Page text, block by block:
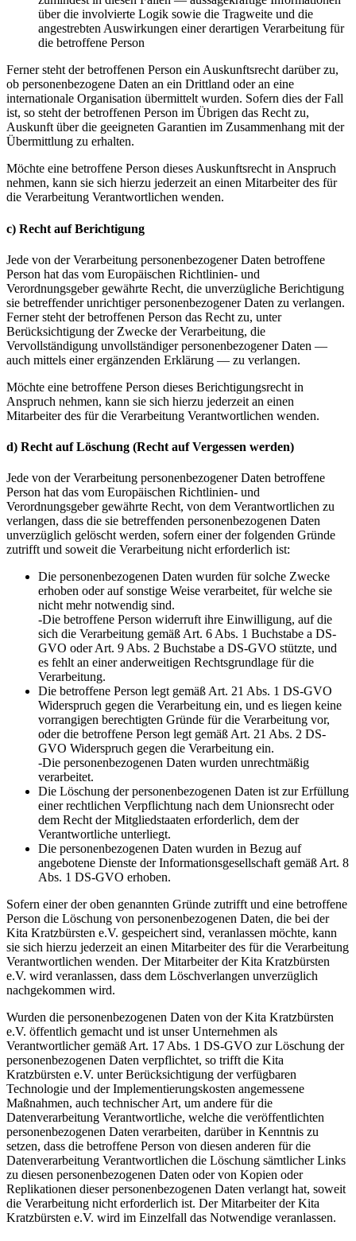
über die involvierte Logik sowie die Tragweite und die
angestrebten Auswirkungen einer derartigen Verarbeitung für
die betroffene Person
Ferner steht der betroffenen Person ein Auskunftsrecht darüber zu,
ob personenbezogene Daten an ein Drittland oder an eine
internationale Organisation übermittelt wurden. Sofern dies der Fall
ist, so steht der betroffenen Person im Übrigen das Recht zu,
Auskunft über die geeigneten Garantien im Zusammenhang mit der
Übermittlung zu erhalten.
Möchte eine betroffene Person dieses Auskunftsrecht in Anspruch
nehmen, kann sie sich hierzu jederzeit an einen Mitarbeiter des für
die Verarbeitung Verantwortlichen wenden.
c) Recht auf Berichtigung
Jede von der Verarbeitung personenbezogener Daten betroffene
Person hat das vom Europäischen Richtlinien- und
Verordnungsgeber gewährte Recht, die unverzügliche Berichtigung
sie betreffender unrichtiger personenbezogener Daten zu verlangen.
Ferner steht der betroffenen Person das Recht zu, unter
Berücksichtigung der Zwecke der Verarbeitung, die
Vervollständigung unvollständiger personenbezogener Daten —
auch mittels einer ergänzenden Erklärung — zu verlangen.
Möchte eine betroffene Person dieses Berichtigungsrecht in
Anspruch nehmen, kann sie sich hierzu jederzeit an einen
Mitarbeiter des für die Verarbeitung Verantwortlichen wenden.
d) Recht auf Löschung (Recht auf Vergessen werden)
Jede von der Verarbeitung personenbezogener Daten betroffene
Person hat das vom Europäischen Richtlinien- und
Verordnungsgeber gewährte Recht, von dem Verantwortlichen zu
verlangen, dass die sie betreffenden personenbezogenen Daten
unverzüglich gelöscht werden, sofern einer der folgenden Gründe
zutrifft und soweit die Verarbeitung nicht erforderlich ist:
Die personenbezogenen Daten wurden für solche Zwecke
erhoben oder auf sonstige Weise verarbeitet, für welche sie
nicht mehr notwendig sind.
-Die betroffene Person widerruft ihre Einwilligung, auf die
sich die Verarbeitung gemäß Art. 6 Abs. 1 Buchstabe a DS-
GVO oder Art. 9 Abs. 2 Buchstabe a DS-GVO stützte, und
es fehlt an einer anderweitigen Rechtsgrundlage für die
Verarbeitung.
Die betroffene Person legt gemäß Art. 21 Abs. 1 DS-GVO
Widerspruch gegen die Verarbeitung ein, und es liegen keine
vorrangigen berechtigten Gründe für die Verarbeitung vor,
oder die betroffene Person legt gemäß Art. 21 Abs. 2 DS-
GVO Widerspruch gegen die Verarbeitung ein.
-Die personenbezogenen Daten wurden unrechtmäßig
verarbeitet.
Die Löschung der personenbezogenen Daten ist zur Erfüllung
einer rechtlichen Verpflichtung nach dem Unionsrecht oder
dem Recht der Mitgliedstaaten erforderlich, dem der
Verantwortliche unterliegt.
Die personenbezogenen Daten wurden in Bezug auf
angebotene Dienste der Informationsgesellschaft gemäß Art. 8
Abs. 1 DS-GVO erhoben.
Sofern einer der oben genannten Gründe zutrifft und eine betroffene
Person die Löschung von personenbezogenen Daten, die bei der
Kita Kratzbürsten e.V. gespeichert sind, veranlassen möchte, kann
sie sich hierzu jederzeit an einen Mitarbeiter des für die Verarbeitung
Verantwortlichen wenden. Der Mitarbeiter der Kita Kratzbürsten
e.V. wird veranlassen, dass dem Löschverlangen unverzüglich
nachgekommen wird.
Wurden die personenbezogenen Daten von der Kita Kratzbürsten
e.V. öffentlich gemacht und ist unser Unternehmen als
Verantwortlicher gemäß Art. 17 Abs. 1 DS-GVO zur Löschung der
personenbezogenen Daten verpflichtet, so trifft die Kita
Kratzbürsten e.V. unter Berücksichtigung der verfügbaren
Technologie und der Implementierungskosten angemessene
Maßnahmen, auch technischer Art, um andere für die
Datenverarbeitung Verantwortliche, welche die veröffentlichten
personenbezogenen Daten verarbeiten, darüber in Kenntnis zu
setzen, dass die betroffene Person von diesen anderen für die
Datenverarbeitung Verantwortlichen die Löschung sämtlicher Links
zu diesen personenbezogenen Daten oder von Kopien oder
Replikationen dieser personenbezogenen Daten verlangt hat, soweit
die Verarbeitung nicht erforderlich ist. Der Mitarbeiter der Kita
Kratzbürsten e.V. wird im Einzelfall das Notwendige veranlassen.